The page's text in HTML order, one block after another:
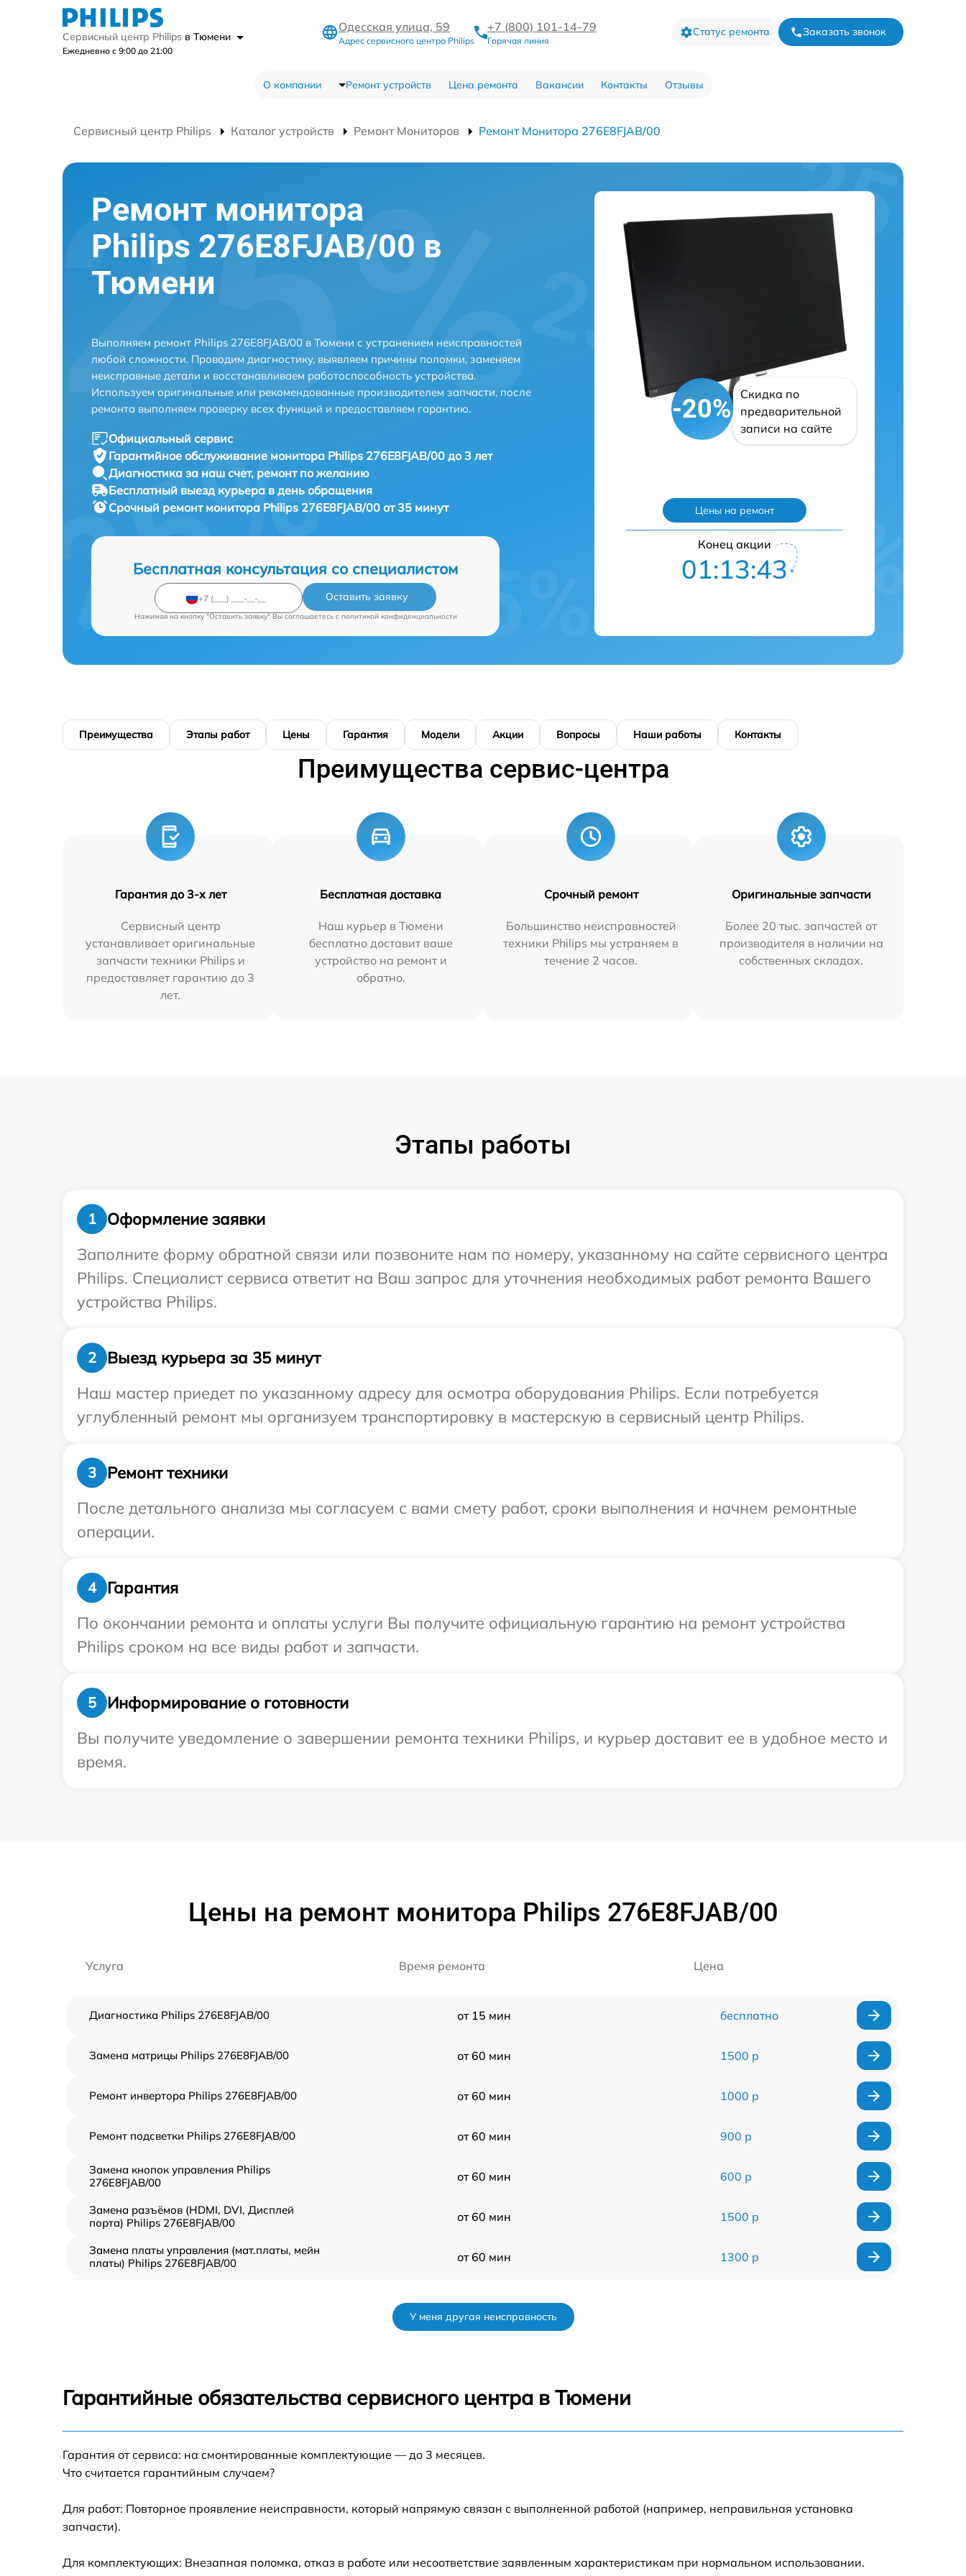
Сервисный центр Philips в Тюмени
Ежедневно с 9:00 до 21:00
Одесская улица, 59
Адрес сервисного центра Philips
+7 (800) 101-14-79
Горячая линия
Статус ремонта Заказать звонок
О компании Ремонт устройств Цена ремонта Вакансии Контакты Отзывы
Сервисный центр Philips Каталог устройств Ремонт Мониторов Ремонт Монитора 276E8FJAB/00
Ремонт монитора
Philips 276E8FJAB/00 в
Тюмени
Выполняем ремонт Philips 276E8FJAB/00 в Тюмени с устранением неисправностей
любой сложности. Проводим диагностику, выявляем причины поломки, заменяем
неисправные детали и восстанавливаем работоспособность устройства.
Используем оригинальные или рекомендованные производителем запчасти, после
ремонта выполняем проверку всех функций и предоставляем гарантию.
Официальный сервис
Гарантийное обслуживание монитора Philips 276E8FJAB/00 до 3 лет
Диагностика за наш счет, ремонт по желанию
Бесплатный выезд курьера в день обращения
Срочный ремонт монитора Philips 276E8FJAB/00 от 35 минут
Бесплатная консультация со специалистом
Оставить заявку
Нажимая на кнопку "Оставить заявку" Вы соглашаетесь c политикой конфиденциальности
-20%
Скидка по
предварительной
записи на сайте
Цены на ремонт
Конец акции
01:13:42
Преимущества Этапы работ Цены Гарантия Модели Акции Вопросы Наши работы Контакты
Преимущества сервис-центра
Гарантия до 3-х лет
Сервисный центр
устанавливает оригинальные
запчасти техники Philips и
предоставляет гарантию до 3
лет.
Бесплатная доставка
Наш курьер в Тюмени
бесплатно доставит ваше
устройство на ремонт и
обратно.
Срочный ремонт
Большинство неисправностей
техники Philips мы устраняем в
течение 2 часов.
Оригинальные запчасти
Более 20 тыс. запчастей от
производителя в наличии на
собственных складах.
Этапы работы
1
Оформление заявки
Заполните форму обратной связи или позвоните нам по номеру, указанному на сайте сервисного центра
Philips. Специалист сервиса ответит на Ваш запрос для уточнения необходимых работ ремонта Вашего
устройства Philips.
2
Выезд курьера за 35 минут
Наш мастер приедет по указанному адресу для осмотра оборудования Philips. Если потребуется
углубленный ремонт мы организуем транспортировку в мастерскую в сервисный центр Philips.
3
Ремонт техники
После детального анализа мы согласуем с вами смету работ, сроки выполнения и начнем ремонтные
операции.
4
Гарантия
По окончании ремонта и оплаты услуги Вы получите официальную гарантию на ремонт устройства
Philips сроком на все виды работ и запчасти.
5
Информирование о готовности
Вы получите уведомление о завершении ремонта техники Philips, и курьер доставит ее в удобное место и
время.
Цены на ремонт монитора Philips 276E8FJAB/00
Услуга Время ремонта Цена
Диагностика Philips 276E8FJAB/00 от 15 мин бесплатно
Замена матрицы Philips 276E8FJAB/00 от 60 мин 1500 р
Ремонт инвертора Philips 276E8FJAB/00 от 60 мин 1000 р
Ремонт подсветки Philips 276E8FJAB/00 от 60 мин 900 р
Замена кнопок управления Philips
276E8FJAB/00
от 60 мин 600 р
Замена разъёмов (HDMI, DVI, Дисплей
порта) Philips 276E8FJAB/00
от 60 мин 1500 р
Замена платы управления (мат.платы, мейн
платы) Philips 276E8FJAB/00
от 60 мин 1300 р
Замена блока питания Philips 276E8FJAB/00 от 60 мин
276E8FJAB/00
У меня другая неисправность
Гарантийные обязательства сервисного центра в Тюмени
Гарантия от сервиса: на смонтированные комплектующие — до 3 месяцев.
Что считается гарантийным случаем?
Для работ: Повторное проявление неисправности, который напрямую связан с выполненной работой (например, неправильная установка
запчасти).
Для комплектующих: Внезапная поломка, отказ в работе или несоответствие заявленным характеристикам при нормальном использовании.